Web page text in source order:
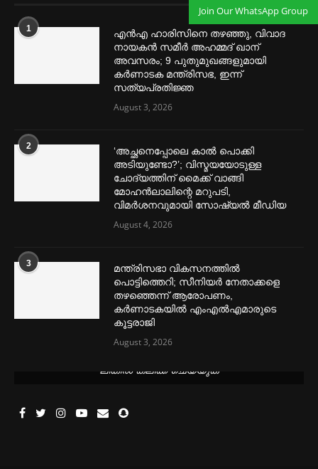
1
എൻഎ ഹാരിസിനെ തഴ‌‍ഞ്ഞു, വിവാദ
നായകൻ സമീര്‍ അഹമ്മദ് ഖാന്
അവസരം; 9 പുതുമുഖങ്ങളുമായി
കര്‍ണാടക മന്ത്രിസഭ, ഇന്ന്
സത്യപ്രതിജ്ഞ
August 3, 2026
2
‘അച്ഛനെപ്പോലെ കാല്‍ പൊക്കി
അടിയുണ്ടോ?’; വിസ്മയയോടുള്ള
ചോദ്യത്തിന് മൈക്ക് വാങ്ങി
മോഹൻലാലിന്റെ മറുപടി,
വിമര്‍ശനവുമായി സോഷ്യല്‍ മീഡിയ
August 4, 2026
3
മന്ത്രിസഭാ വികസനത്തിൽ
പൊട്ടിത്തെറി; സീനിയർ നേതാക്കളെ
തഴഞ്ഞെന്ന് ആരോപണം,
കർണാടകയിൽ എംഎൽഎമാരുടെ
കൂട്ടരാജി
August 3, 2026
ലിങ്കിൽ ക്ലിക്ക് ചെയ്യുക
Join Our WhatsApp Group